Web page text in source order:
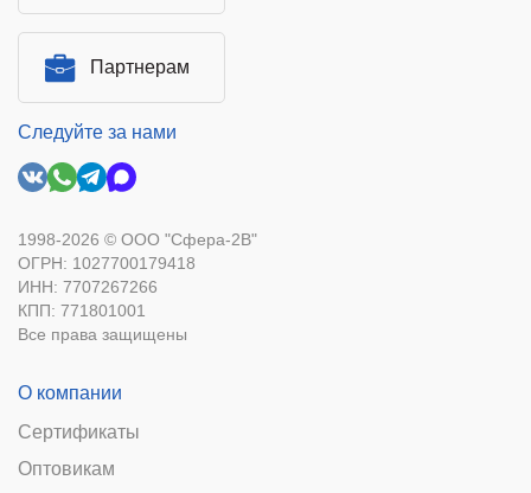
Партнерам
Следуйте за нами
1998-2026 © ООО "Сфера-2В"
ОГРН: 1027700179418
ИНН: 7707267266
КПП: 771801001
Все права защищены
О компании
Сертификаты
Оптовикам